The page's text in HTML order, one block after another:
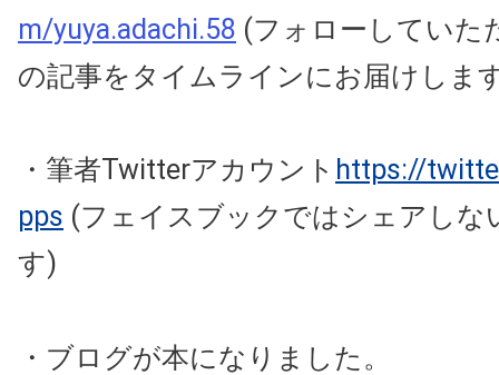
m/yuya.adachi.58 (フォローしていた
の記事をタイムラインにお届けしま
・筆者Twitterアカウント https://
pps (フェイスブックではシェアしな
す)
・ブログが本になりました。